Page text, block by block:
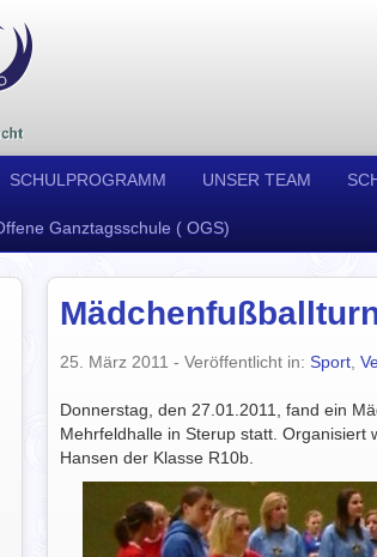
SCHULPROGRAMM UNSER TEAM
Ganztagsschule ( OGS)
25. März 2011 - Veröffentlicht in: Sport
Donnerstag, den 27.01.2011, fand ein
Mehrfeldhalle in Sterup statt. Organisiert
Hansen der Klasse R10b.